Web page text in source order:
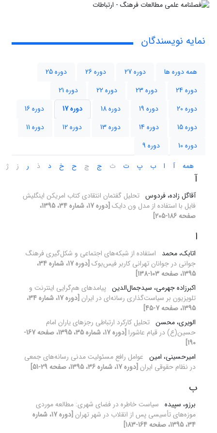
نمایه نویسندگان
همه دوره ها دوره 27 دوره 26
دوره 25
دوره 24
دوره 23 دوره 22
دوره 21
دوره 20
دوره 19 دوره 18 دوره 17
دوره 16
دوره 15
دوره 14 دوره 13 دوره 12
دوره 11
دوره 10
دوره 9
همه
آ ا ب پ ت ث ج چ ح خ د ذ ر ز ژ
آ
آقاگل زاده، فردوس تحلیل گفتمان انتقادی کتاب امریکن اینگلیش
فایل با استفاده از مدل ون دایک
[دوره 17، شماره 34، 1395،
صفحه 186-205]
ا
اتابک، محمد
استفاده از شبکه‌های اجتماعی و شکل‌گیری فرهنگ
جوانی در جوانان تهرانی کاربر فیس‌بوک
[دوره 17، شماره 34،
1395، صفحه 103-138]
اکبرزاده جهرمی، سیدجمال‌الدین پیامدهای هم‌گرایی اینترنت و
تلویزیون بر سیاست‌گذاری رسانه‌ای در ایران
[دوره 17، شماره 34،
1395، صفحه 7-45]
الویری، محسن تحلیل کارکرد ارتباطی رجزهای یاران امام
حسین(ع) در قیام عاشورا
[دوره 17، شماره 35، 1395، صفحه 167-
190]
امیرحسینی، امین عوامل رافع مسئولیت مدنی رسانه‌های جمعی
در نظام حقوقی ایران [دوره 17، شماره 36، 1395، صفحه 29-51]
ب
برزو، سپیده سیاست خاطره در فضای شهری: مطالعه موردی
موزه‌های تأسیسی پس از انقلاب در شهر تهران
[دوره 17، شماره
34، 1395، صفحه 164-183]